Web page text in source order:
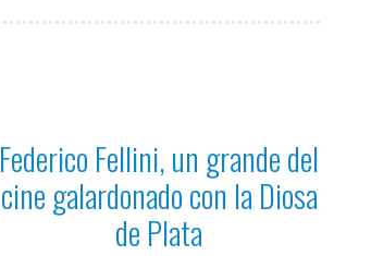
Federico Fellini, un grande del
cine galardonado con la Diosa
de Plata